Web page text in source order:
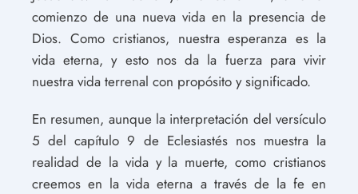
comienzo de una nueva vida en la presencia de
Dios. Como cristianos, nuestra esperanza es la
vida eterna, y esto nos da la fuerza para vivir
nuestra vida terrenal con propósito y significado.
En resumen, aunque la interpretación del versículo
5 del capítulo 9 de Eclesiastés nos muestra la
realidad de la vida y la muerte, como cristianos
creemos en la vida eterna a través de la fe en